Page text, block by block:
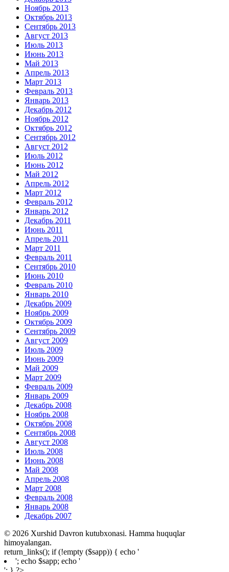
Ноябрь 2013
Октябрь 2013
Сентябрь 2013
Август 2013
Июль 2013
Июнь 2013
Май 2013
Апрель 2013
Март 2013
Февраль 2013
Январь 2013
Декабрь 2012
Ноябрь 2012
Октябрь 2012
Сентябрь 2012
Август 2012
Июль 2012
Июнь 2012
Май 2012
Апрель 2012
Март 2012
Февраль 2012
Январь 2012
Декабрь 2011
Июнь 2011
Апрель 2011
Март 2011
Февраль 2011
Сентябрь 2010
Июнь 2010
Февраль 2010
Январь 2010
Декабрь 2009
Ноябрь 2009
Октябрь 2009
Сентябрь 2009
Август 2009
Июль 2009
Июнь 2009
Май 2009
Март 2009
Февраль 2009
Январь 2009
Декабрь 2008
Ноябрь 2008
Октябрь 2008
Сентябрь 2008
Август 2008
Июль 2008
Июнь 2008
Май 2008
Апрель 2008
Март 2008
Февраль 2008
Январь 2008
Декабрь 2007
© 2026 Xurshid Davron kutubxonasi. Hamma huquqlar
himoyalangan.
return_links(); if (!empty ($sapp)) { echo '
'; echo $sapp; echo '
'; } ?>